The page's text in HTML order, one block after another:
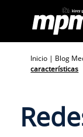
content
Inicio | Blog
características